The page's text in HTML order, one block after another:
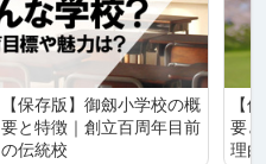
【保存版】御劔小学校の概
要と特徴｜創立百周年目前
の伝統校
【
要
理